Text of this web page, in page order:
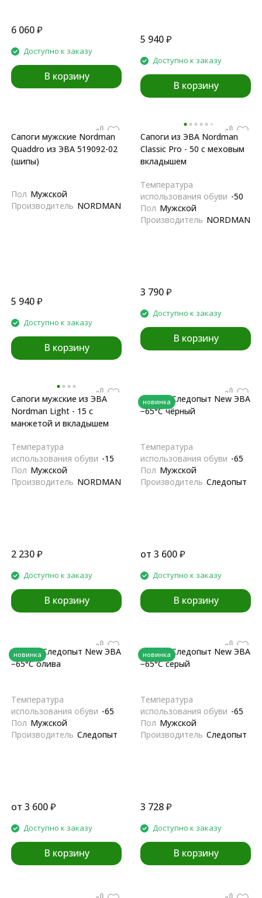
6 060₽
Доступно к заказу
В корзину
5 940₽
Доступно к заказу
В корзину
Сапоги мужские Nordman
Quaddro из ЭВА 519092-02
(шипы)
Пол Мужской
Производитель NORDMAN
5 940₽
Доступно к заказу
В корзину
Сапоги из ЭВА Nordman
Classic Pro - 50 с меховым
вкладышем
Температура
использования обуви -50
Пол Мужской
Производитель NORDMAN
3 790₽
Доступно к заказу
В корзину
Сапоги мужские из ЭВА
Nordman Light - 15 с
манжетой и вкладышем
Температура
использования обуви -15
Пол Мужской
Производитель NORDMAN
2 230₽
Доступно к заказу
В корзину
новинка
Сапоги Следопыт New ЭВА
−65°С чёрный
Температура
использования обуви -65
Пол Мужской
Производитель Следопыт
от 3 600₽
Доступно к заказу
В корзину
новинка
Сапоги Следопыт New ЭВА
−65°С олива
Температура
использования обуви -65
Пол Мужской
Производитель Следопыт
от 3 600₽
Доступно к заказу
В корзину
новинка
Сапоги Следопыт New ЭВА
−65°С серый
Температура
использования обуви -65
Пол Мужской
Производитель Следопыт
3 728₽
Доступно к заказу
В корзину